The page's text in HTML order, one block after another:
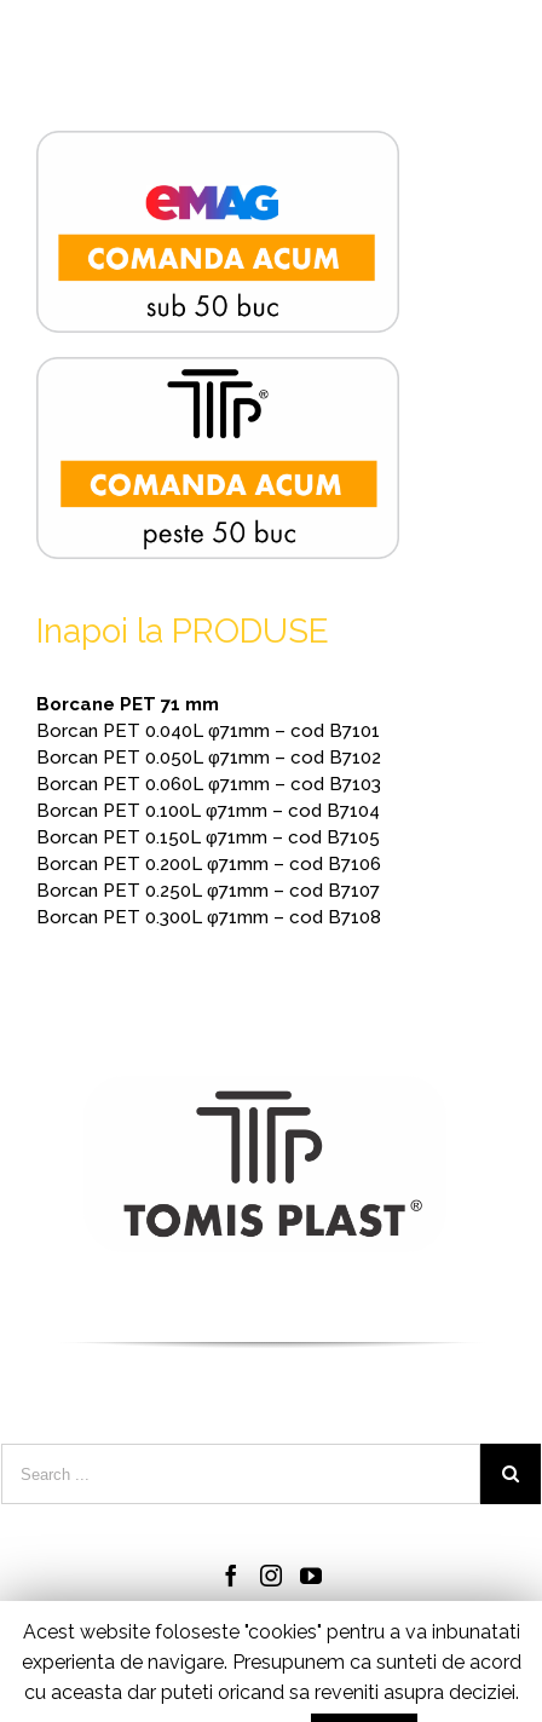
Inapoi la PRODUSE
Borcane PET 71 mm
Borcan PET 0.040L φ71mm – cod B7101
Borcan PET 0.050L φ71mm – cod B7102
Borcan PET 0.060L φ71mm – cod B7103
Borcan PET 0.100L φ71mm – cod B7104
Borcan PET 0.150L φ71mm – cod B7105
Borcan PET 0.200L φ71mm – cod B7106
Borcan PET 0.250L φ71mm – cod B7107
Borcan PET 0.300L φ71mm – cod B7108
© Copyright 2025TOMIS PLAST SRL - CUI: RO 32515692
Acest website foloseste "cookies" pentru a va inbunatati
experienta de navigare. Presupunem ca sunteti de acord
cu aceasta dar puteti oricand sa reveniti asupra deciziei.